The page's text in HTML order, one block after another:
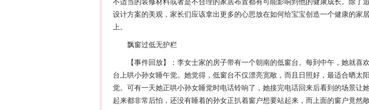
设计方案的美观，家长们应该拿出更多的心思放在如何给宝宝创造一个健康的家
上。
飘窗过低无护栏
【事件回放】：李女士家的房子带有一个朝南的低窗台。每到中午，她就喜
台上哄小孙女睡午觉。她觉得，低窗台不仅漂亮宽敞，而且日照好，最适合晒太
觉。可有一天她正哄小孙女睡觉时电话铃响了，她接完电话回来后看到的场景让
起来都非常后怕，还没有睡着的孙女正扒着窗户想要站起来，而上面的窗户竟然敞